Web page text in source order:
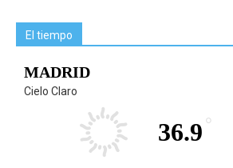
El tiempo
MADRID
Cielo Claro
36.9 °